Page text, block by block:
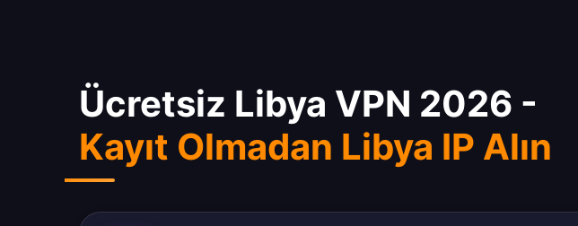
Ücretsiz Libya VPN 2026 -
Kayıt Olmadan Libya IP Alın